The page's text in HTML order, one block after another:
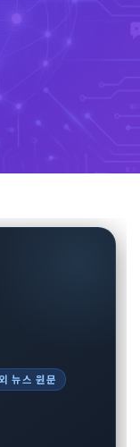
뉴스 원문